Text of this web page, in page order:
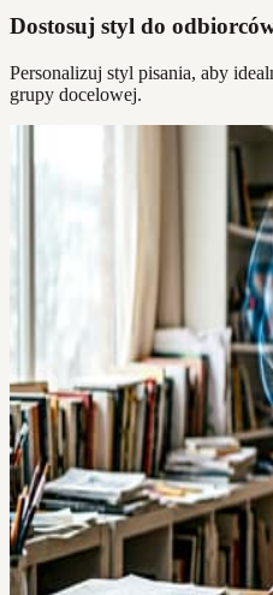
Dostosuj styl do
Personalizuj styl pisania, aby
grupy docelowej.